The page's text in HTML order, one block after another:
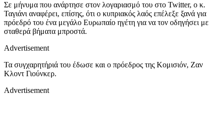
Σε μήνυμα που ανάρτησε στον λογαριασμό του στο Twitter, ο κ.
Ταγιάνι αναφέρει, επίσης, ότι ο κυπριακός λαός επέλεξε ξανά για
πρόεδρό του ένα μεγάλο Ευρωπαίο ηγέτη για να τον οδηγήσει με
σταθερά βήματα μπροστά.
Advertisement
Τα συγχαρητήριά του έδωσε και ο πρόεδρος της Κομισιόν, Ζαν
Κλοντ Γιούνκερ.
Advertisement